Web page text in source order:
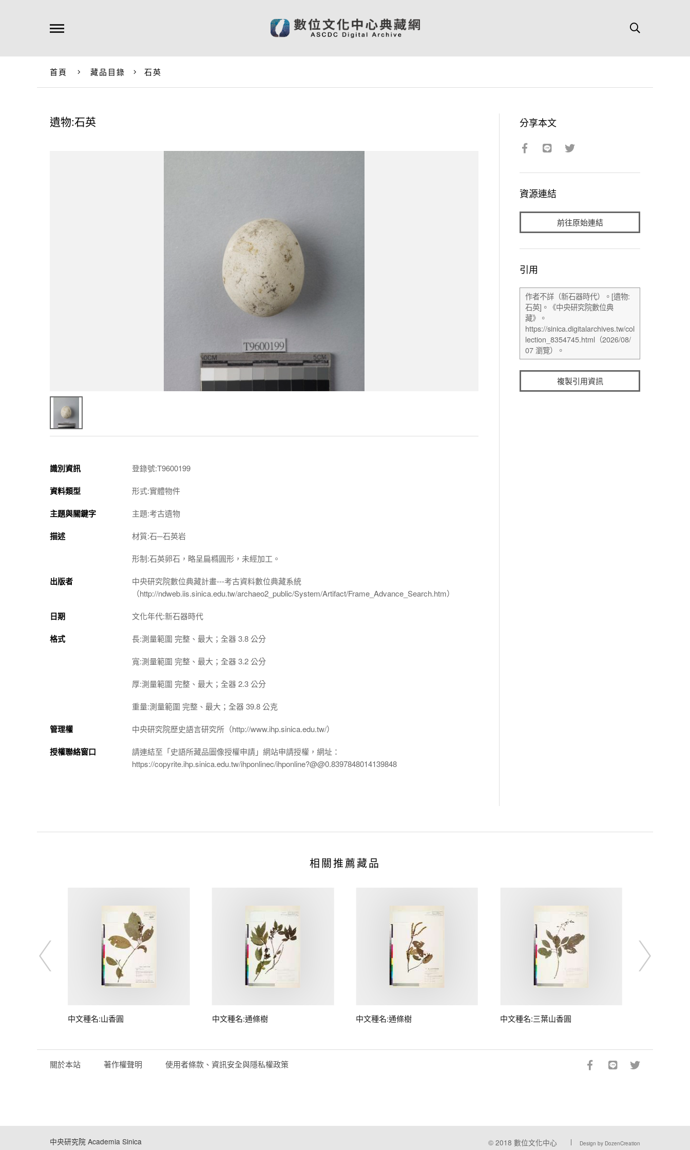
首頁 藏品目錄 石英
遺物:石英
識別資訊 登錄號:T9600199
資料類型 形式:實體物件
主題與關鍵字 主題:考古遺物
描述 材質:石─石英岩
形制:石英卵石，略呈扁橢圓形，未經加工。
出版者
中央研究院數位典藏計畫---考古資料數位典藏系統
（http://ndweb.iis.sinica.edu.tw/archaeo2_public/System/Artifact/Frame_Advance_Search.htm）
日期 文化年代:新石器時代
格式 長:測量範圍 完整、最大；全器 3.8 公分
寬:測量範圍 完整、最大；全器 3.2 公分
厚:測量範圍 完整、最大；全器 2.3 公分
重量:測量範圍 完整、最大；全器 39.8 公克
管理權 中央研究院歷史語言研究所（http://www.ihp.sinica.edu.tw/）
授權聯絡窗口
請連結至「史語所藏品圖像授權申請」網站申請授權，網址：
https://copyrite.ihp.sinica.edu.tw/ihponlinec/ihponline?@@0.8397848014139848
分享本文
資源連結
前往原始連結
引用
複製引用資訊
相關推薦藏品
中文種名:山香圓 中文種名:通條樹 中文種名:通條樹 中文種名:三葉山香圓
關於本站 著作權聲明 使用者條款、資訊安全與隱私權政策
中央研究院 Academia Sinica © 2018 數位文化中心 Design by DozenCreation